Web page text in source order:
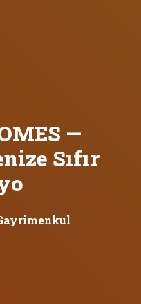
—
Sıfır